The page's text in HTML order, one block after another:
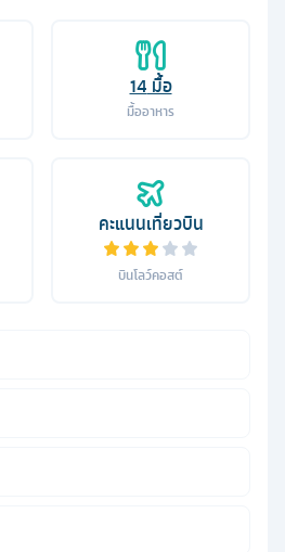
14 มื้อ
มื้ออาหาร
คะแนนเที่ยวบิน
บินโลว์คอสต์